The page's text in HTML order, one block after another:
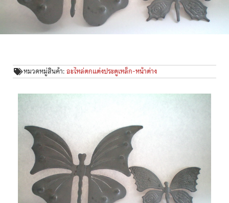
หมวดหมู่สินค้า:อะไหล่ตกแต่งประตูเหล็ก-หน้าต่าง